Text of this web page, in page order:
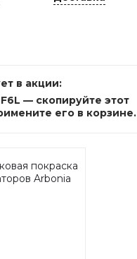
в акции:
— скопируйте этот
его в корзине.
покраска
Arbonia